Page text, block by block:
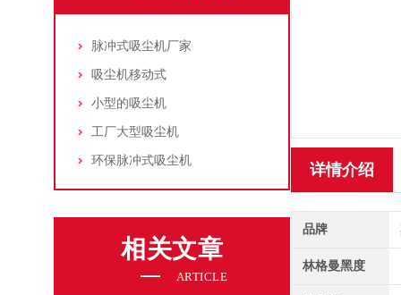
脉冲式吸尘机厂家
吸尘机移动式
小型的吸尘机
工厂大型吸尘机
环保脉冲式吸尘机
相关文章
ARTICLE
详情介绍
品牌
林格曼黑度